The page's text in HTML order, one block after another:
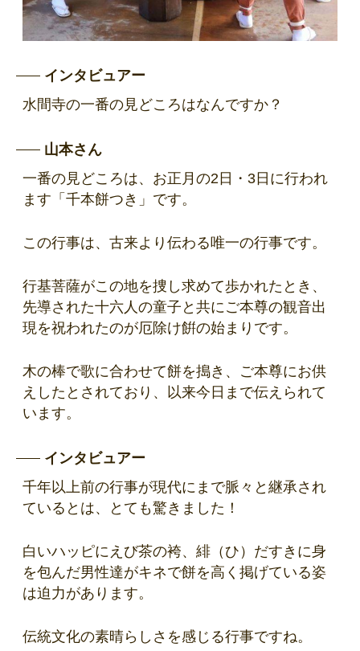
インタビュアー
水間寺の一番の見どころはなんですか？
山本さん
一番の見どころは、お正月の2日・3日に行われ
ます「千本餅つき」です。
この行事は、古来より伝わる唯一の行事です。
行基菩薩がこの地を捜し求めて歩かれたとき、
先導された十六人の童子と共にご本尊の観音出
現を祝われたのが厄除け餠の始まりです。
木の棒で歌に合わせて餅を搗き、ご本尊にお供
えしたとされており、以来今日まで伝えられて
います。
インタビュアー
千年以上前の行事が現代にまで脈々と継承され
ているとは、とても驚きました！
白いハッピにえび茶の袴、緋（ひ）だすきに身
を包んだ男性達がキネで餅を高く掲げている姿
は迫力があります。
伝統文化の素晴らしさを感じる行事ですね。